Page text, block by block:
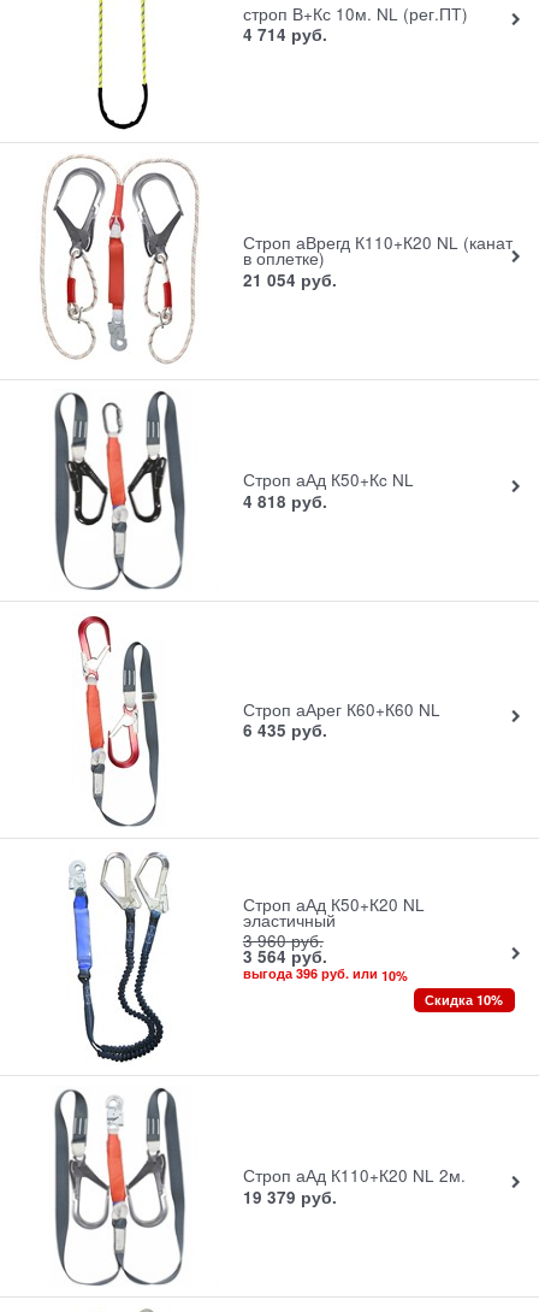
строп В+Кс 10м. NL (рег.ПТ)
4 714 руб.
Строп аВрегд К110+К20 NL (канат
в оплетке)
21 054 руб.
Строп аАд К50+Кc NL
4 818 руб.
Строп аАрег К60+К60 NL
6 435 руб.
Строп аАд К50+К20 NL
эластичный
3 960 руб.
3 564 руб.
выгода396 руб.или 10%
Скидка 10%
Строп аАд К110+К20 NL 2м.
19 379 руб.